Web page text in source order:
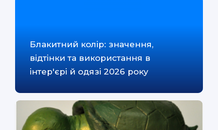
Блакитний колір: значення,
відтінки та використання в
інтер'єрі й одязі 2026 року